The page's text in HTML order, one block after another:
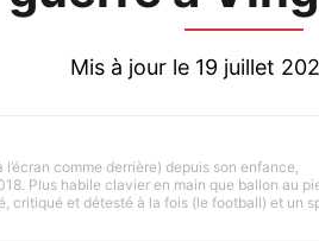
Mis à jour le 19 juillet
comme derrière) depuis son enfance,
Plus habile clavier en main que ballon au
critiqué et détesté à la fois (le football) et un